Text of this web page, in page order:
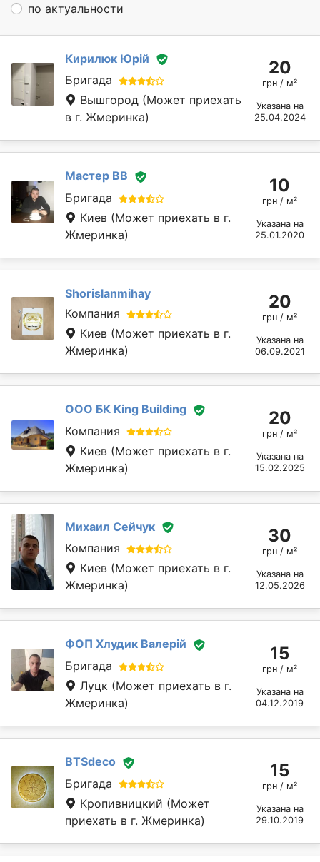
по актуальности
Кирилюк Юрій
Бригада
Вышгород (Может приехать
в г. Жмеринка)
20
грн / м²
Указана на
25.04.2024
Мастер ВВ
Бригада
Киев (Может приехать в г.
Жмеринка)
10
грн / м²
Указана на
25.01.2020
Shorislanmihay
Компания
Киев (Может приехать в г.
Жмеринка)
20
грн / м²
Указана на
06.09.2021
ООО БК Кing Building
Компания
Киев (Может приехать в г.
Жмеринка)
20
грн / м²
Указана на
15.02.2025
Михаил Сейчук
Компания
Киев (Может приехать в г.
Жмеринка)
30
грн / м²
Указана на
12.05.2026
ФОП Хлудик Валерій
Бригада
Луцк (Может приехать в г.
Жмеринка)
15
грн / м²
Указана на
04.12.2019
BTSdeco
Бригада
Кропивницкий (Может
приехать в г. Жмеринка)
15
грн / м²
Указана на
29.10.2019